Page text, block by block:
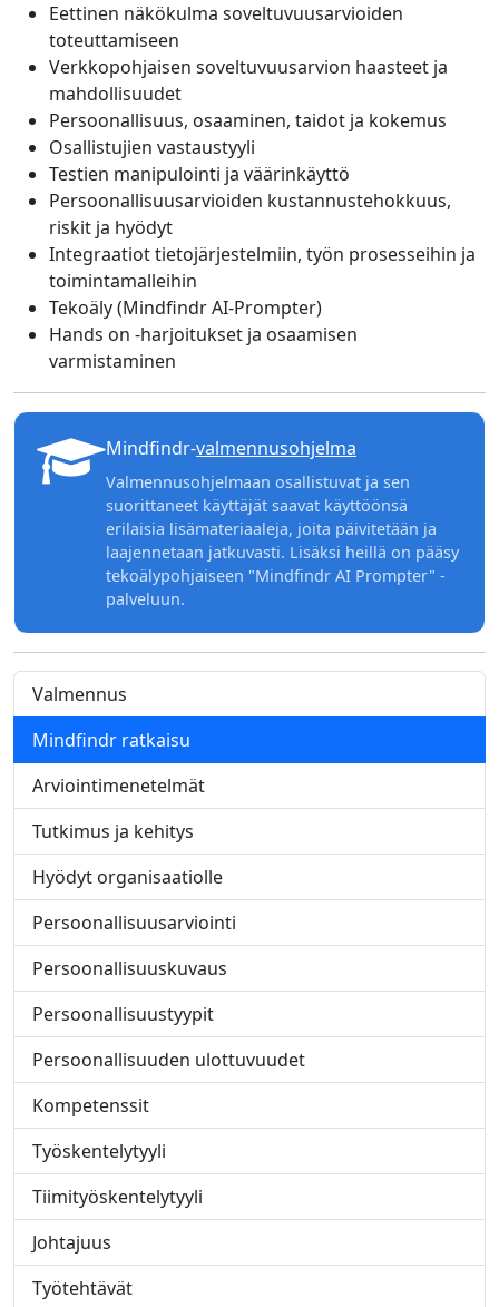
Eettinen näkökulma soveltuvuusarvioiden
toteuttamiseen
Verkkopohjaisen soveltuvuusarvion haasteet ja
mahdollisuudet
Persoonallisuus, osaaminen, taidot ja kokemus
Osallistujien vastaustyyli
Testien manipulointi ja väärinkäyttö
Persoonallisuusarvioiden kustannustehokkuus,
riskit ja hyödyt
Integraatiot tietojärjestelmiin, työn prosesseihin ja
toimintamalleihin
Tekoäly (Mindfindr AI-Prompter)
Hands on -harjoitukset ja osaamisen
varmistaminen
Mindfindr-valmennusohjelma
Valmennusohjelmaan osallistuvat ja sen
suorittaneet käyttäjät saavat käyttöönsä
erilaisia lisämateriaaleja, joita päivitetään ja
laajennetaan jatkuvasti. Lisäksi heillä on pääsy
tekoälypohjaiseen "Mindfindr AI Prompter" -
palveluun.
Valmennus
Mindfindr ratkaisu
Arviointimenetelmät
Tutkimus ja kehitys
Hyödyt organisaatiolle
Persoonallisuusarviointi
Persoonallisuuskuvaus
Persoonallisuustyypit
Persoonallisuuden ulottuvuudet
Kompetenssit
Työskentelytyyli
Tiimityöskentelytyyli
Johtajuus
Työtehtävät